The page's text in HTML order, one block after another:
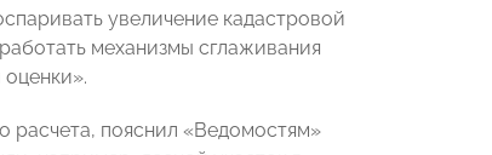
увеличение кадастровой
механизмы сглаживания
расчета, пояснил «Ведомостям»